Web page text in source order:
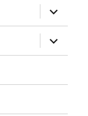
раскрыть
дочернее
меню
раскрыть
дочернее
меню